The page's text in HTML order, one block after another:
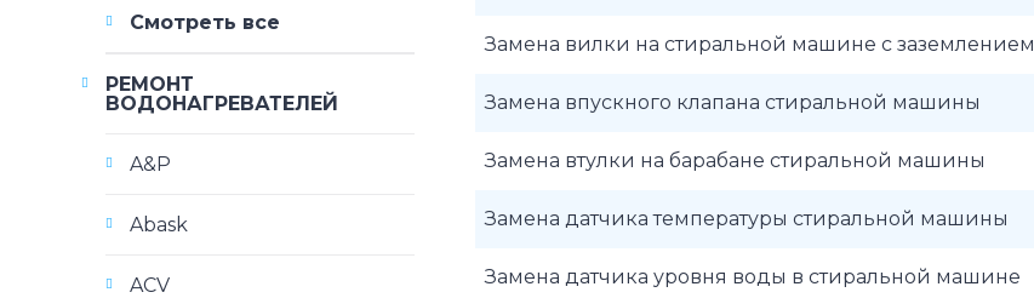
Замена вилки на стиральной машине с заземлением
Замена впускного клапана стиральной машины
Замена втулки на барабане стиральной машины
Замена датчика температуры стиральной машины
Замена датчика уровня воды в стиральной машине
Смотреть все
РЕМОНТ
ВОДОНАГРЕВАТЕЛЕЙ
A&P
Abask
ACV